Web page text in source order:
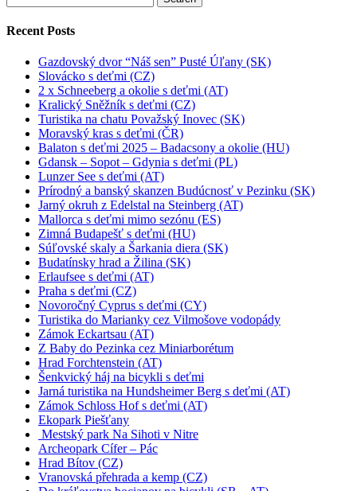
for:
Recent Posts
Gazdovský dvor “Náš sen” Pusté Úľany (SK)
Slovácko s deťmi (CZ)
2 x Schneeberg a okolie s deťmi (AT)
Kralický Sněžník s deťmi (CZ)
Turistika na chatu Považský Inovec (SK)
Moravský kras s deťmi (ČR)
Balaton s deťmi 2025 – Badacsony a okolie (HU)
Gdansk – Sopot – Gdynia s deťmi (PL)
Lunzer See s deťmi (AT)
Prírodný a banský skanzen Budúcnosť v Pezinku (SK)
Jarný okruh z Edelstal na Steinberg (AT)
Mallorca s deťmi mimo sezónu (ES)
Zimná Budapešť s deťmi (HU)
Súľovské skaly a Šarkania diera (SK)
Budatínsky hrad a Žilina (SK)
Erlaufsee s deťmi (AT)
Praha s deťmi (CZ)
Novoročný Cyprus s deťmi (CY)
Turistika do Marianky cez Vilmošove vodopády
Zámok Eckartsau (AT)
Z Baby do Pezinka cez Miniarborétum
Hrad Forchtenstein (AT)
Šenkvický háj na bicykli s deťmi
Jarná turistika na Hundsheimer Berg s deťmi (AT)
Zámok Schloss Hof s deťmi (AT)
Ekopark Piešťany
Mestský park Na Sihoti v Nitre
Archeopark Cífer – Pác
Hrad Bítov (CZ)
Vranovská přehrada a kemp (CZ)